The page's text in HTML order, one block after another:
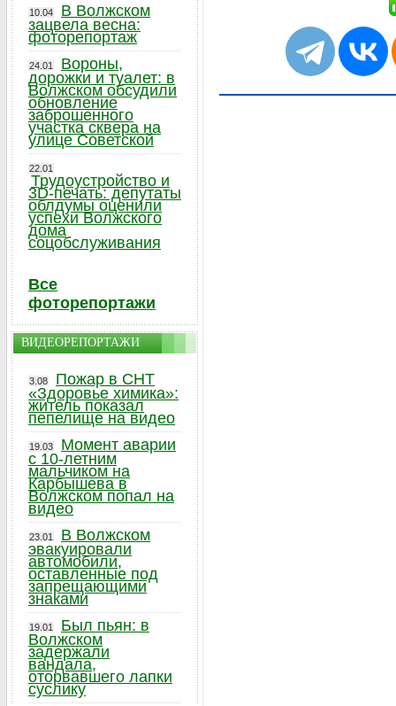
10.04
В Волжском
зацвела весна:
фоторепортаж
24.01
Вороны,
дорожки и туалет: в
Волжском обсудили
обновление
заброшенного
участка сквера на
улице Советской
22.01
Трудоустройство и
3D-печать: депутаты
облдумы оценили
успехи Волжского
дома
соцобслуживания
Все
фоторепортажи
ВИДЕОРЕПОРТАЖИ
3.08
Пожар в СНТ
«Здоровье химика»:
житель показал
пепелище на видео
19.03
Момент аварии
с 10-летним
мальчиком на
Карбышева в
Волжском попал на
видео
23.01
В Волжском
эвакуировали
автомобили,
оставленные под
запрещающими
знаками
19.01
Был пьян: в
Волжском
задержали
вандала,
оторвавшего лапки
суслику